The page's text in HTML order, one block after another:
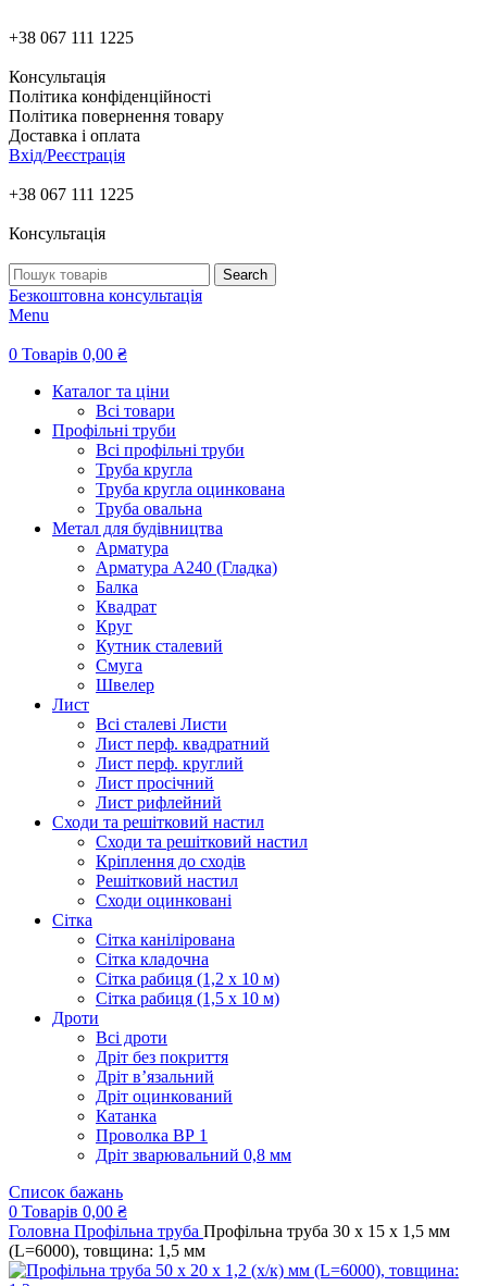
+38 067 111 1225
Консультація
Політика конфіденційності
Політика повернення товару
Доставка і оплата
Вхід/Реєстрація
+38 067 111 1225
Консультація
Search
Безкоштовна консультація
Menu
0 Товарів 0,00 ₴
Каталог та ціни
Всі товари
Профільні труби
Всі профільні труби
Труба кругла
Труба кругла оцинкована
Труба овальна
Метал для будівництва
Арматура
Арматура А240 (Гладка)
Балка
Квадрат
Круг
Кутник сталевий
Смуга
Швелер
Лист
Всі сталеві Листи
Лист перф. квадратний
Лист перф. круглий
Лист просічний
Лист рифлейний
Сходи та решітковий настил
Сходи та решітковий настил
Кріплення до сходів
Решітковий настил
Сходи оцинковані
Сітка
Сітка канілірована
Сітка кладочна
Сітка рабиця (1,2 x 10 м)
Сітка рабиця (1,5 x 10 м)
Дроти
Всі дроти
Дріт без покриття
Дріт в’язальний
Дріт оцинкований
Катанка
Проволка ВР 1
Дріт зварювальний 0,8 мм
Список бажань
0 Товарів 0,00 ₴
Головна Профільна труба Профільна труба 30 x 15 x 1,5 мм
(L=6000), товщина: 1,5 мм